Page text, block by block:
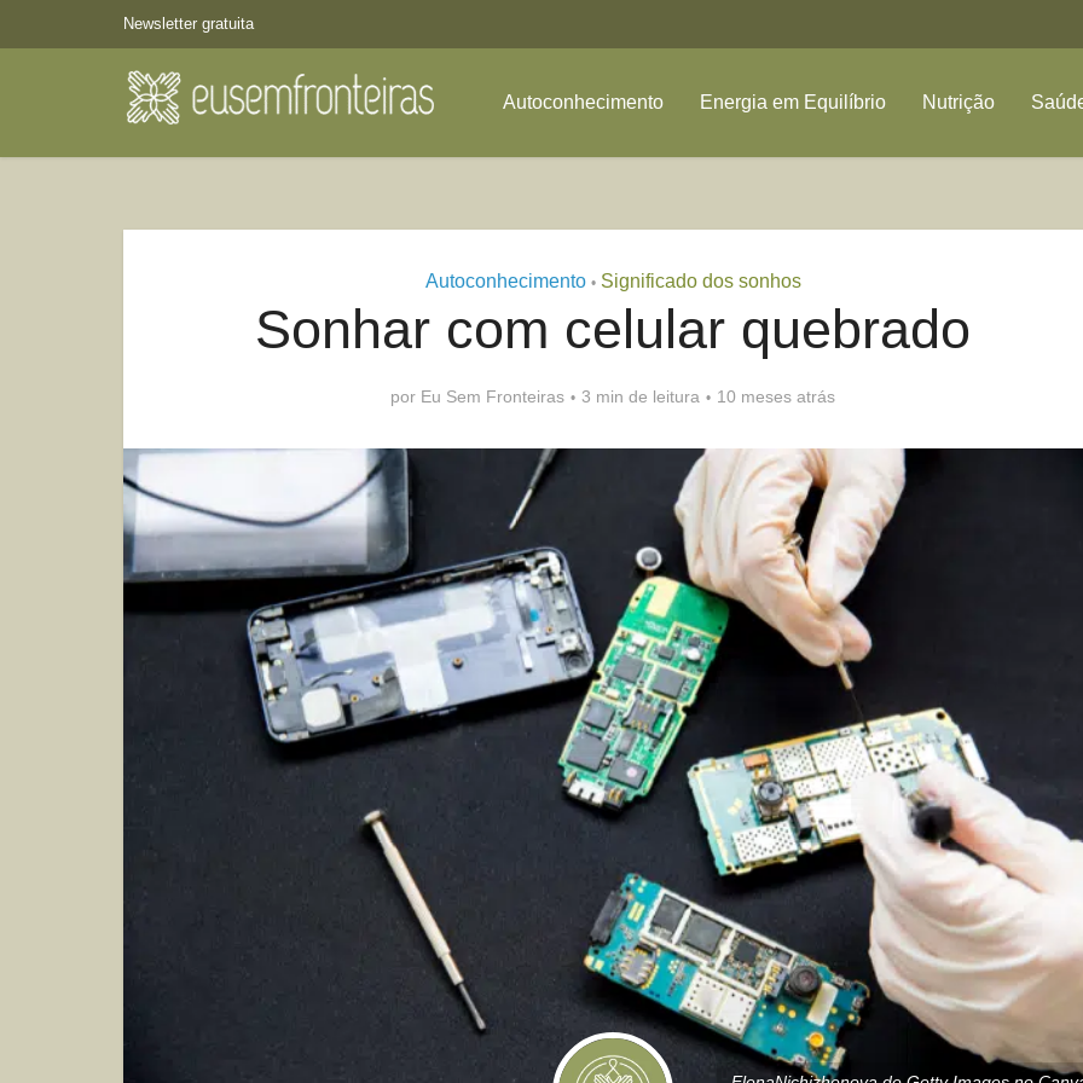
Newsletter gratuita
Autoconhecimento Energia em Equilíbrio Nutrição
Autoconhecimento • Significado dos sonhos
Sonhar com celular quebrado
por Eu Sem Fronteiras 3 min de leitura 10 meses atrás